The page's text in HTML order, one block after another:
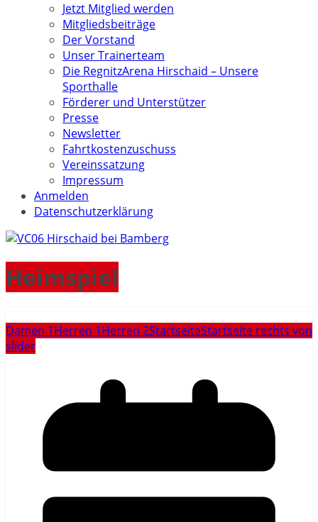
Jetzt Mitglied werden
Mitgliedsbeiträge
Der Vorstand
Unser Trainerteam
Die RegnitzArena Hirschaid – Unsere
Sporthalle
Förderer und Unterstützer
Presse
Newsletter
Fahrtkostenzuschuss
Vereinssatzung
Impressum
Anmelden
Datenschutzerklärung
Heimspiel
Damen 1Herren 1Herren 2StartseiteStartseite rechts von
slider